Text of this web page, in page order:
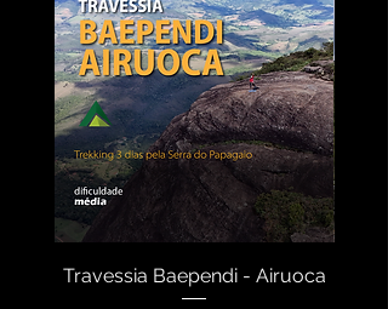
Travessia Baependi - Airuoca